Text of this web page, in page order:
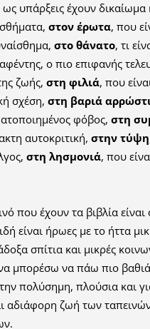
υπάρξεις έχουν δικαίωμα
στον έρωτα, που
στο θάνατο, τι
ο πιο επιφανής
ζωής, στη φιλιά, που
σχέση, στη βαριά
φόβος, στη
αυτοκριτική, στην τύψη
στη λησμονιά, που
που έχουν τα βιβλία είναι
είναι ήρωες με το ήττα
σπίτια και μικρές
μπορέσω να πάω πιο
πολύσημη, πλούσια και
αδιάφορη ζωή των